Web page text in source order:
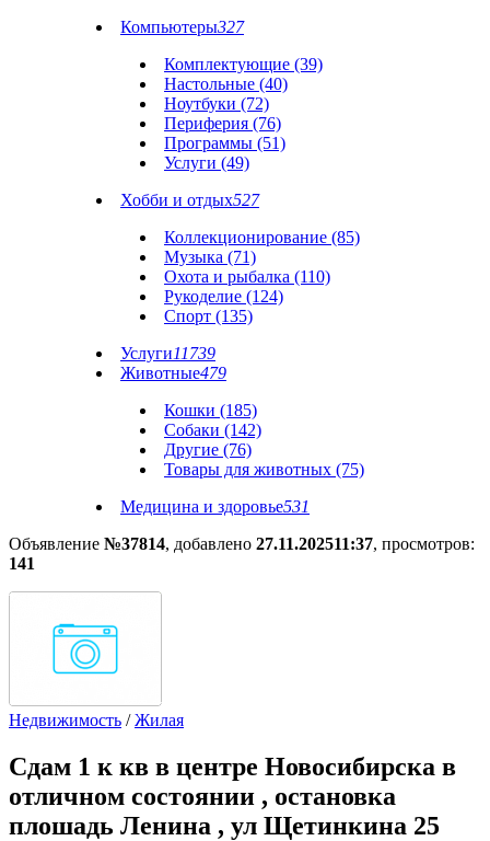
Компьютеры327
Комплектующие (39)
Настольные (40)
Ноутбуки (72)
Периферия (76)
Программы (51)
Услуги (49)
Хобби и отдых527
Коллекционирование (85)
Музыка (71)
Охота и рыбалка (110)
Рукоделие (124)
Спорт (135)
Услуги11739
Животные479
Кошки (185)
Собаки (142)
Другие (76)
Товары для животных (75)
Медицина и здоровье531
Объявление №37814, добавлено 27.11.202511:37, просмотров:
141
Недвижимость /Жилая
Сдам 1 к кв в центре Новосибирска в
отличном состоянии , остановка
плошадь Ленина , ул Щетинкина 25